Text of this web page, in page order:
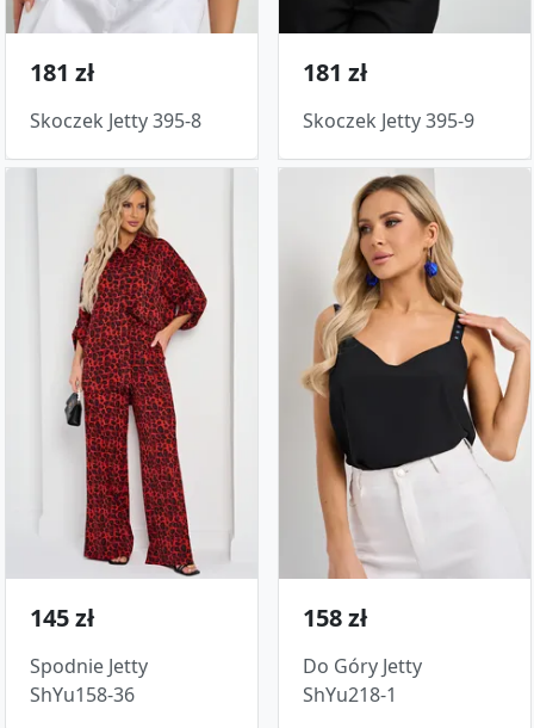
181 zł
Skoczek Jetty 395-8
181 zł
Skoczek Jetty 395-9
145 zł
Spodnie Jetty
ShYu158-36
158 zł
Do Góry Jetty
ShYu218-1